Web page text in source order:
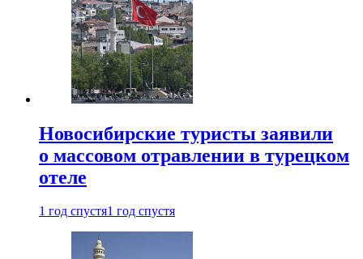
Новосибирские туристы заявили
о массовом отравлении в турецком
отеле
1 год спустя1 год спустя